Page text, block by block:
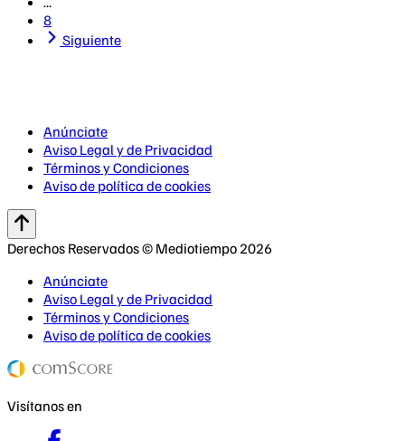
8
Siguiente
Anúnciate
Aviso Legal y de Privacidad
Términos y Condiciones
Aviso de política de cookies
Derechos Reservados © Mediotiempo 2026
Anúnciate
Aviso Legal y de Privacidad
Términos y Condiciones
Aviso de política de cookies
Visítanos en